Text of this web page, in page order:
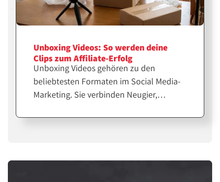
Unboxing Videos: So werden deine
Clips zum Affiliate-Erfolg
Unboxing Videos gehören zu den
beliebtesten Formaten im Social Media-
Marketing. Sie verbinden Neugier,
Für Affiliates und Creator sind sie eine